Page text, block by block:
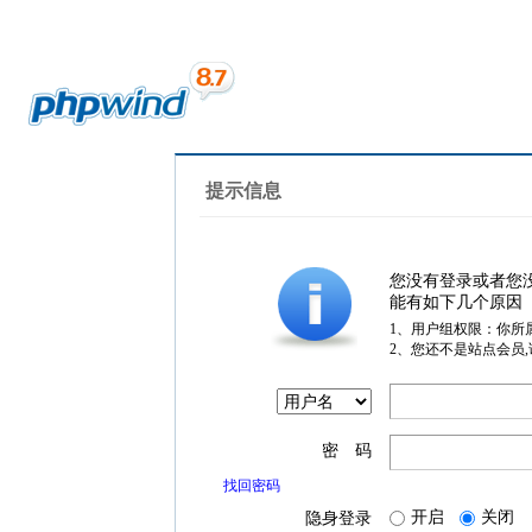
提示信息
您没有登录或者您
能有如下几个原因
1、用户组权限：你所
2、您还不是站点会员
密 码
找回密码
隐身登录 开启 关闭